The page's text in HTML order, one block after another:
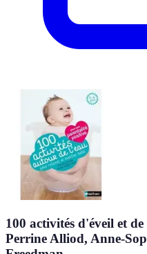
100 activités d'éveil et
Perrine Alliod, Anne-